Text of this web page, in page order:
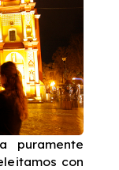
puramente
con